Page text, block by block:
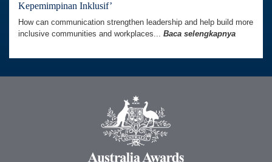
Kepemimpinan Inklusif’
How can communication strengthen leadership and help build more
inclusive communities and workplaces... Baca selengkapnya